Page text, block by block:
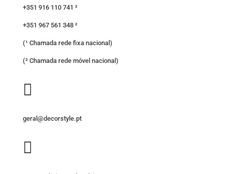
+351 916 110 741 ²
+351 967 561 348 ²
(¹ Chamada rede fixa nacional)
(² Chamada rede móvel nacional)

geral@decorstyle.pt
